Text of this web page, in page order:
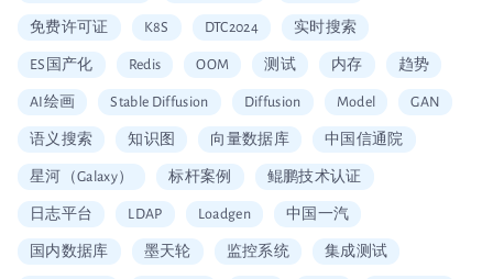
免费许可证 K8S DTC2024 实时搜索
ES国产化 Redis OOM 测试 内存 趋势
AI绘画 Stable Diffusion Diffusion Model GAN
语义搜索 知识图 向量数据库 中国信通院
星河（Galaxy） 标杆案例 鲲鹏技术认证
日志平台 LDAP Loadgen 中国一汽
国内数据库 墨天轮 监控系统 集成测试